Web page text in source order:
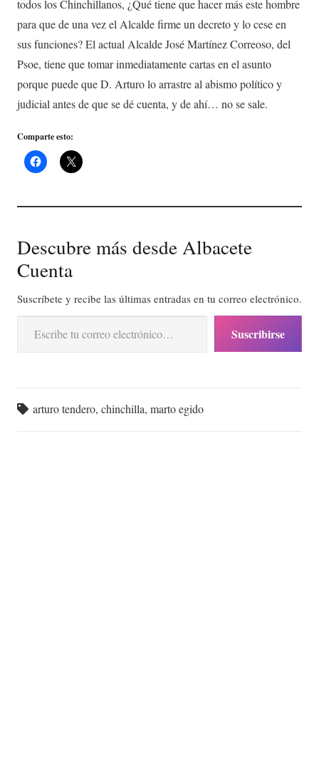
todos los Chinchillanos, ¿Qué tiene que hacer más este hombre
para que de una vez el Alcalde firme un decreto y lo cese en
sus funciones? El actual Alcalde José Martínez Correoso, del
Psoe, tiene que tomar inmediatamente cartas en el asunto
porque puede que D. Arturo lo arrastre al abismo político y
judicial antes de que se dé cuenta, y de ahí… no se sale.
Comparte esto:
Descubre más desde Albacete
Cuenta
Suscríbete y recibe las últimas entradas en tu correo electrónico.
Escribe tu correo electrónico…
Suscribirse
arturo tendero,chinchilla,marto egido